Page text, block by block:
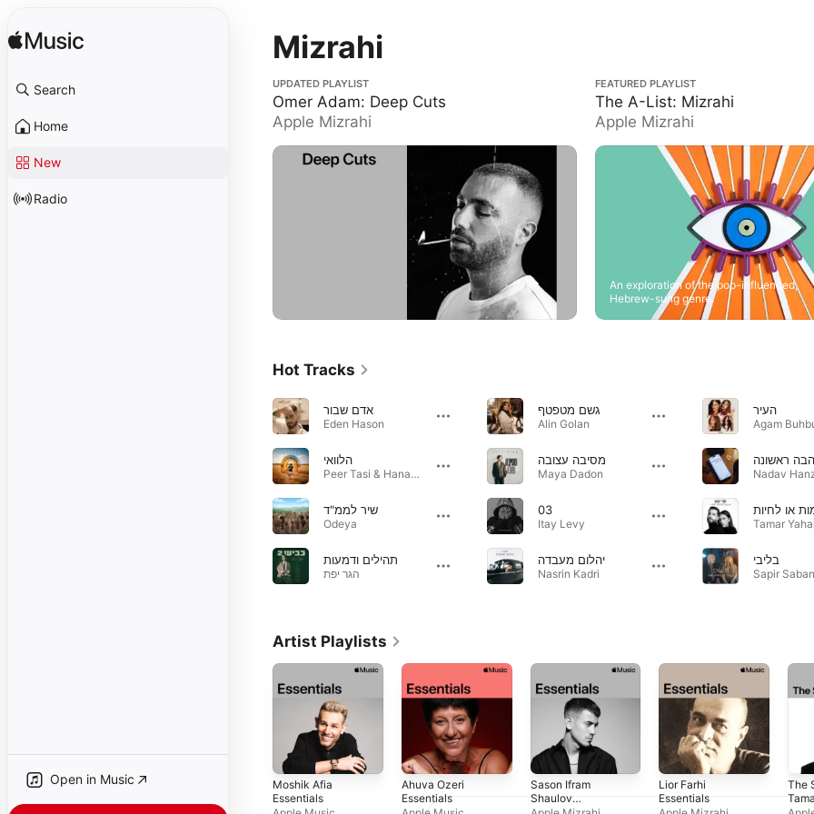
Search
Home
New
Radio
Open in Music
Mizrahi
Omer Adam: Deep Cuts
UPDATED PLAYLIST
Omer Adam: Deep Cuts
Apple Mizrahi
The A-List: Mizrahi
FEATURED PLAYLIST
The A-List: Mizrahi
Apple Mizrahi
An exploration of the pop-influenced,
Hebrew-sung genre.
Hot Tracks
אדם שבור
Eden Hason
הלוואי
Peer Tasi & Hanan Ben Ari
שיר לממ"ד
Odeya
תהילים ודמעות
הגר יפת
גשם מטפטף
Alin Golan
מסיבה עצובה
Maya Dadon
03
Itay Levy
יהלום מעבדה
Nasrin Kadri
העיר
Agam
ראשונה
Nadav
או לחיות
בליבי
Artist Playlists
Moshik Afia
Essentials
Ahuva Ozeri
Essentials
Sason Ifram
Shaulov
Lior Farhi
Essentials
The